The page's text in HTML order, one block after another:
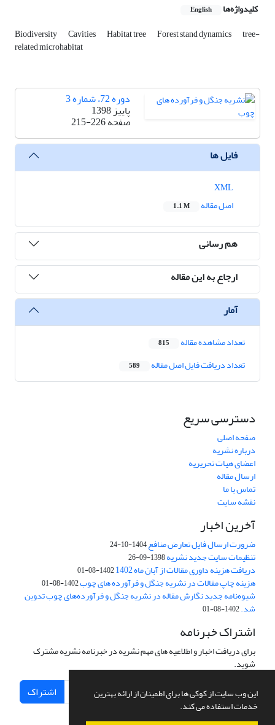
این وب سایت از کوکی ها برای اطمینان از ارائه بهترین
خدمات استفاده می کند.
کلیدواژه‌ها English
Biodiversity Cavities Habitat tree Forest stand dynamics tree-
related microhabitat
دوره 72، شماره 3
پاییز 1398
صفحه215-226
فایل ها
اصل مقاله
1.1 M
هم رسانی
ارجاع به این مقاله
آمار
تعداد مشاهده مقاله 815
تعداد دریافت فایل اصل مقاله 589
دسترسی سریع
صفحه اصلی
درباره نشریه
اعضای هیات تحریریه
ارسال مقاله
تماس با ما
نقشه سایت
آخرین اخبار
ضرورت ارسال فایل تعارض منافع1404-10-24
تنظیمات سایت جدید نشریه1398-09-26
دریافت هزینه داوری مقالات از آبان ماه 1402 1402-08-01
هزینه چاپ مقالات در نشریه جنگل و فرآورده های چوب1402-08-01
شیوه‌نامه جدید نگارش مقاله در نشریه جنگل و فرآورده‌های چوب تدوین
شد.1402-08-01
اشتراک خبرنامه
برای دریافت اخبار و اطلاعیه های مهم نشریه در خبرنامه نشریه مشترک
شوید.
اشتراک